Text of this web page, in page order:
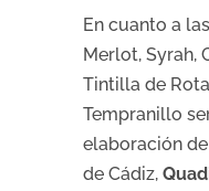
En cuanto a
Merlot, Syrah,
Tintilla de
Tempranillo
elaboración
de Cádiz,